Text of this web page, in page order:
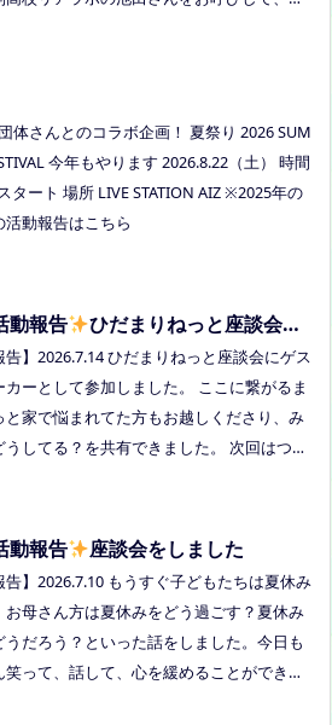
ください。 ●スナックふわさぽ(夜のごは
ースクール(岡山市南区植松312-6) 参加者：
。 参加費：中学生以上500円、小学生200
児無料 ※お申し込みはこちらから https://f
Vhs62HxfDKduZMeV8 ●ひだまりねっと座
がゲストスピーカーで参加します) 場所：
（高梁市横町1072-1） 日時：令和8年8月
！ 日時:2026年8月22日(土)16:00〜20:00
LIVE STATION AIZ(倉敷市玉島阿賀崎2-3-55)
楽あり、ゲームあり、食べ物ありの多世代
りです。
体さんとのコラボ企画！ 夏祭り 2026 SUM
今年もやります 2026.8.22（土） 時間
タート 場所 LIVE STATION AIZ ※2025年の
活動報告はこちら
動報告
ひだまりねっと座談会に
告】2026.7.14 ひだまりねっと座談会にゲス
カーとして参加しました。 ここに繋がるま
と家で悩まれてた方もお越しくださり、み
うしてる？を共有できました。 次回はつむ
動報告 座談会をしました
告】2026.7.10 もうすぐ子どもたちは夏休み
お母さん方は夏休みをどう過ごす？夏休み
うだろう？といった話をしました。今日も
笑って、話して、心を緩めることができま